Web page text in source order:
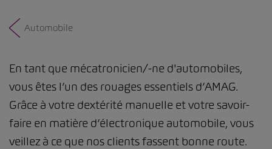
Automobile
En tant que mécatronicien/-ne d'automobiles,
vous êtes l’un des rouages essentiels d’AMAG.
Grâce à votre dextérité manuelle et votre savoir-
faire en matière d’électronique automobile, vous
veillez à ce que nos clients fassent bonne route.